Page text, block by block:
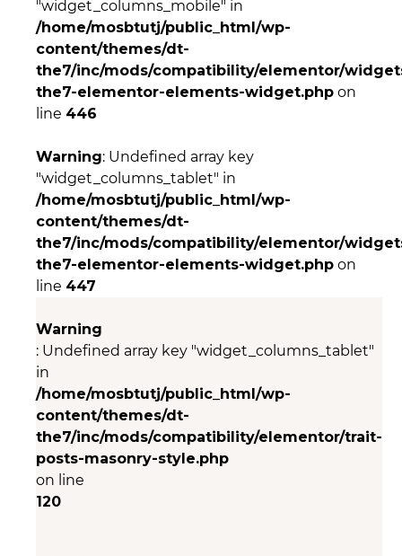
"widget_columns_mobile" in
/home/mosbtutj/public_html/wp-
content/themes/dt-
the7/inc/mods/compatibility/elementor/
the7-elementor-elements-widget.php on
line 446
Warning: Undefined array key
"widget_columns_tablet" in
/home/mosbtutj/public_html/wp-
content/themes/dt-
the7/inc/mods/compatibility/elementor/
the7-elementor-elements-widget.php on
line 447
Warning
: Undefined array key "widget_columns_tablet"
in
/home/mosbtutj/public_html/wp-
content/themes/dt-
the7/inc/mods/compatibility/elementor/trait-
posts-masonry-style.php
on line
120